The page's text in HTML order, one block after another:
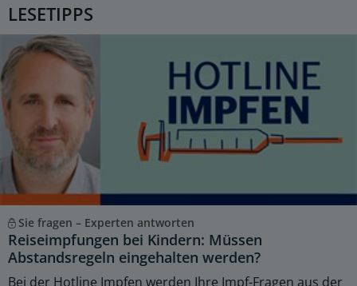
LESETIPPS
Sie fragen – Experten antworten
Reiseimpfungen bei Kindern: Müssen
Abstandsregeln eingehalten werden?
Bei der Hotline Impfen werden Ihre Impf-Fragen aus der